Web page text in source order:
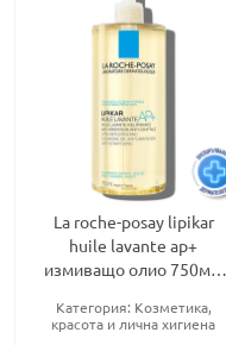
La roche-posay lipikar
huile lavante ap+
измиващо олио 750мл.
Категория: Козметика,
красота и лична хигиена